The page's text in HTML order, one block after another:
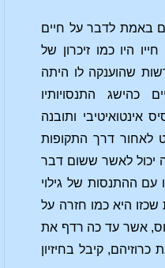
באמת לדבר על חיים
היו כמו זיכרון של
שהוענקה לו היתה
כהישג התנסויותיו
אינטואיטיבי ותובנה
לאחור דרך התקופות
יכול לאשר ששום דבר
עם ההתנסות של גילוי
היא כמו חזרה על
אשר עד כה רדף את
קיבל בחיזיון